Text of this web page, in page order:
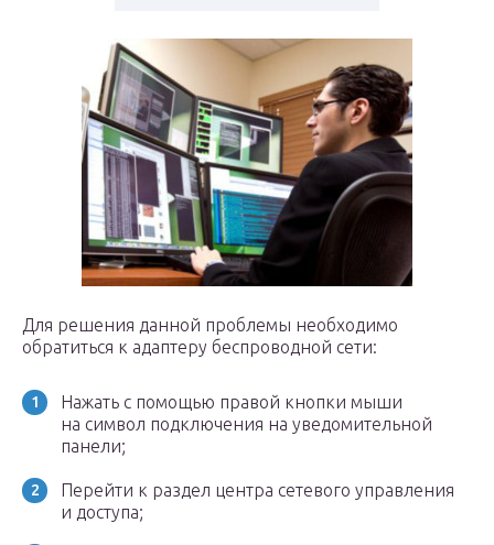
Для решения данной проблемы необходимо
обратиться к адаптеру беспроводной сети:
Нажать с помощью правой кнопки мыши
на символ подключения на уведомительной
панели;
Перейти к раздел центра сетевого управления
и доступа;